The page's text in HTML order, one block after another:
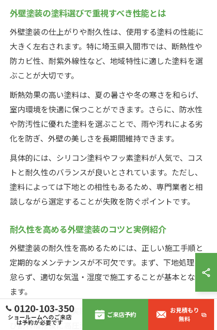
外壁塗装の塗料選びで重視すべき性能とは
外壁塗装の仕上がりや耐久性は、使用する塗料の性能に
大きく左右されます。特に埼玉県入間市では、断熱性や
防カビ性、耐紫外線性など、地域特性に適した塗料を選
ぶことが大切です。
断熱効果の高い塗料は、夏の暑さや冬の寒さを和らげ、
室内環境を快適に保つことができます。さらに、防水性
や防汚性に優れた塗料を選ぶことで、雨や汚れによる劣
化を防ぎ、外壁の美しさを長期間維持できます。
具体的には、シリコン塗料やフッ素塗料が人気で、コス
トと耐久性のバランスが良いとされています。ただし、
塗料によっては下地との相性もあるため、専門業者と相
談しながら選定することが失敗を防ぐポイントです。
耐久性を高める外壁塗装のコツと実例紹介
外壁塗装の耐久性を高めるためには、正しい施工手順と
定期的なメンテナンスが不可欠です。まず、下地処理を
怠らず、適切な気温・湿度で施工することが基本となり
ます。
例えば、入間市で実際に行われた施工例では、外壁のひ
び割れ補修後に高圧洗浄を行い、その後に下塗り・中塗
0120-103-350
ショールームへのご来店
は予約が必要です
ご来店予約
お見積もり
無料